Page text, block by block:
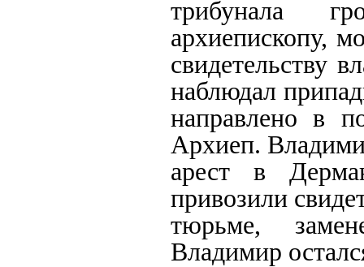
трибунала
архиепископу,
свидетельству
наблюдал
направлено в
Архиеп.
арест в
привозили
тюрьме,
Владимир